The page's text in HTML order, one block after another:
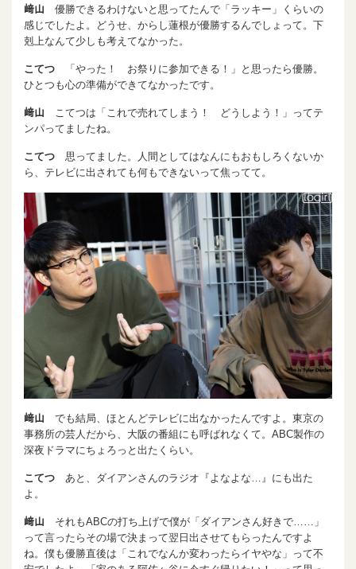
﨑山 優勝できるわけないと思ってたんで「ラッキー」くらいの
感じでしたよ。どうせ、からし蓮根が優勝するんでしょって。下
剋上なんて少しも考えてなかった。
こてつ 「やった！ お祭りに参加できる！」と思ったら優勝。
ひとつも心の準備ができてなかったです。
﨑山 こてつは「これで売れてしまう！ どうしよう！」ってテ
ンパってましたね。
こてつ 思ってました。人間としてはなんにもおもしろくないか
ら、テレビに出されても何もできないって焦ってて。
﨑山 でも結局、ほとんどテレビに出なかったんですよ。東京の
事務所の芸人だから、大阪の番組にも呼ばれなくて。ABC製作の
深夜ドラマにちょろっと出たくらい。
こてつ あと、ダイアンさんのラジオ『よなよな…』にも出た
よ。
﨑山 それもABCの打ち上げで僕が「ダイアンさん好きで……」
って言ったらその場で決まって翌日出させてもらったんですよ
ね。僕も優勝直後は「これでなんか変わったらイヤやな」って不